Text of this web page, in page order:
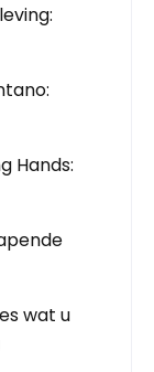
Hands:
wat u